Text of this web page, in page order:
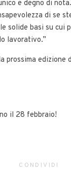
e degno di nota.
di se
solide basi su cui
lavorativo.”
prossima edizione
il 28 febbraio!
CONDIVIDI